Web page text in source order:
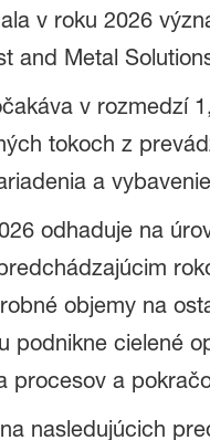
v roku 2026
and Metal
v rozmedzí
tokoch z
a
odhaduje na
objemy na
cielené
procesov a
nasledujúcich